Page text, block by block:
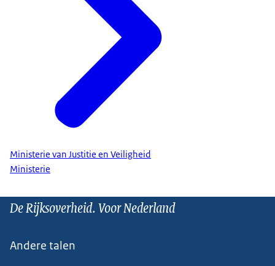
Ministerie van Justitie en Veiligheid
Ministerie
De Rijksoverheid. Voor Nederland
Andere talen